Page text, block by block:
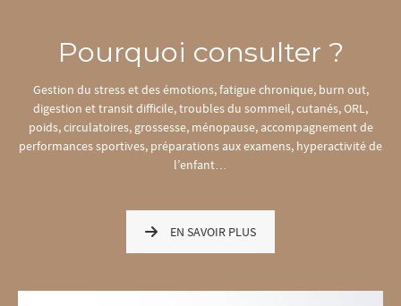
Pourquoi consulter ?
Gestion du stress et des émotions, fatigue chronique, burn out,
digestion et transit difficile, troubles du sommeil, cutanés, ORL,
poids, circulatoires, grossesse, ménopause, accompagnement de
performances sportives, préparations aux examens, hyperactivité de
l’enfant…
EN SAVOIR PLUS